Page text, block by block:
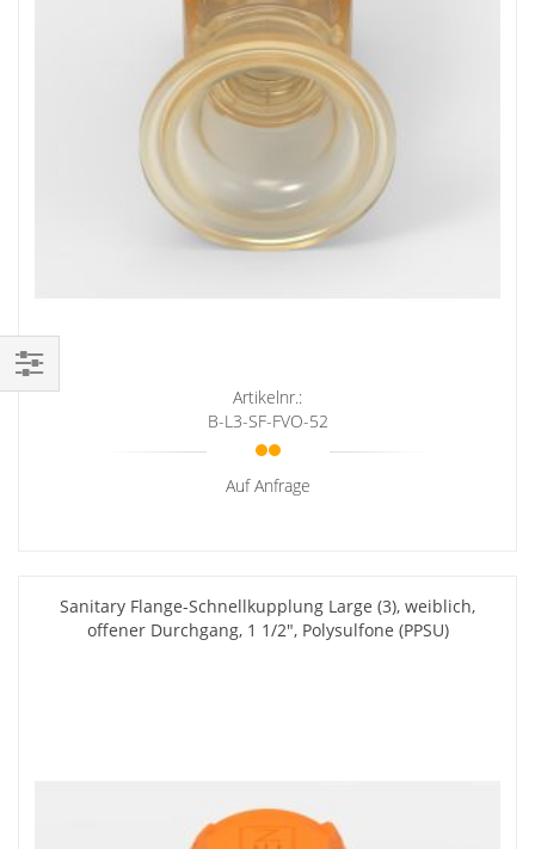
Artikelnr.:
B-L3-SF-FVO-52
Auf Anfrage
Sanitary Flange-Schnellkupplung Large (3), weiblich,
offener Durchgang, 1 1/2", Polysulfone (PPSU)
Einkaufsoptionen